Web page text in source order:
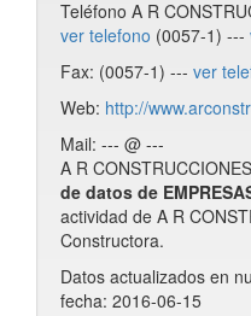
Teléfono A R
ver telefono (0057-1) ---
Fax: (0057-1) --- ver
Web: http://
Mail: --- @ ---
A R
de datos de
actividad de A R
Constructora.
Datos actualizados en
fecha: 2016-06-15